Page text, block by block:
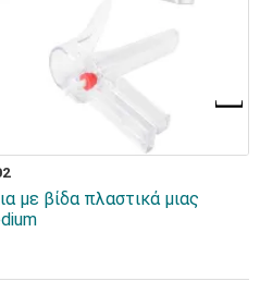
με βίδα πλαστικά μιας